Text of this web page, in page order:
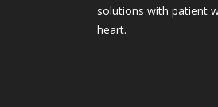
solutions with patient
heart.